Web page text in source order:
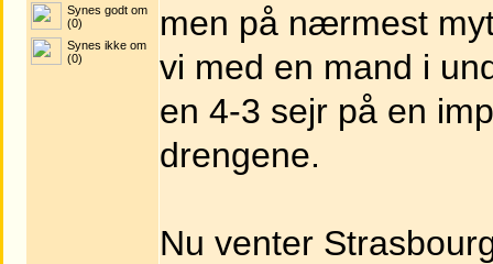
Synes godt om
(0)
Synes ikke om
(0)
men på nærmest
vi med en mand i
en 4-3 sejr på en
drengene.
Nu venter